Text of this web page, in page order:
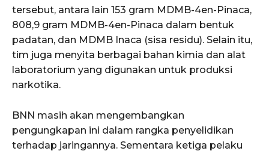
tersebut, antara lain 153 gram MDMB-4en-Pinaca,
808,9 gram MDMB-4en-Pinaca dalam bentuk
padatan, dan MDMB Inaca (sisa residu). Selain itu,
tim juga menyita berbagai bahan kimia dan alat
laboratorium yang digunakan untuk produksi
narkotika.
BNN masih akan mengembangkan
pengungkapan ini dalam rangka penyelidikan
terhadap jaringannya. Sementara ketiga pelaku